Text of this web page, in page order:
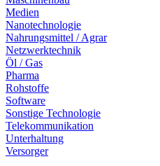
Medien
Nanotechnologie
Nahrungsmittel / Agrar
Netzwerktechnik
Öl / Gas
Pharma
Rohstoffe
Software
Sonstige Technologie
Telekommunikation
Unterhaltung
Versorger